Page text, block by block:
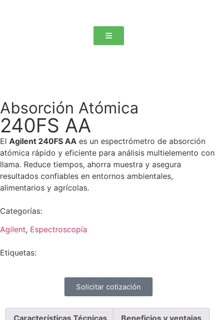
Absorción Atómica
240FS AA
El Agilent 240FS AA es un espectrómetro de absorción
atómica rápido y eficiente para análisis multielemento con
llama. Reduce tiempos, ahorra muestra y asegura
resultados confiables en entornos ambientales,
alimentarios y agrícolas.
Categorías:
Agilent, Espectroscopía
Etiquetas:
Solicitar cotización
Características Técnicas Beneficios y ventajas